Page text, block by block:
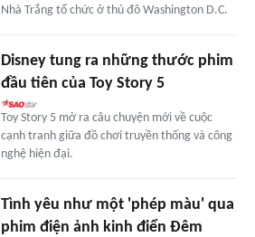
Nhà Trắng tổ chức ở thủ đô Washington D.C.
Disney tung ra những thước phim
đầu tiên của Toy Story 5
Toy Story 5 mở ra câu chuyện mới về cuộc
cạnh tranh giữa đồ chơi truyền thống và công
nghệ hiện đại.
Tình yêu như một 'phép màu' qua
phim điện ảnh kinh điển Đêm